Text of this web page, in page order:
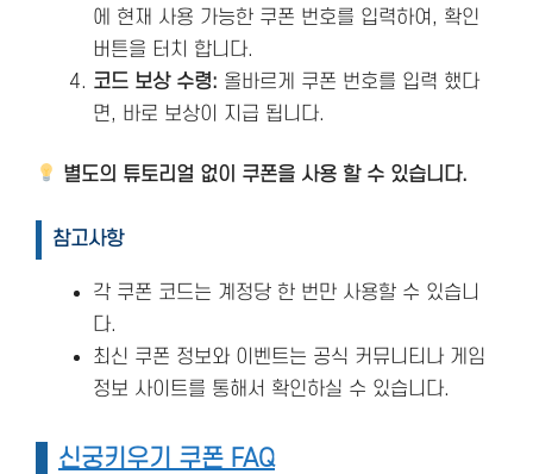
에 현재 사용 가능한 쿠폰 번호를 입력하여, 확인
버튼을 터치 합니다.
코드 보상 수령: 올바르게 쿠폰 번호를 입력 했다
면, 바로 보상이 지급 됩니다.
별도의 튜토리얼 없이 쿠폰을 사용 할 수 있습니다.
참고사항
각 쿠폰 코드는 계정당 한 번만 사용할 수 있습니
다.
최신 쿠폰 정보와 이벤트는 공식 커뮤니티나 게임
정보 사이트를 통해서 확인하실 수 있습니다.
신궁키우기 쿠폰 FAQ